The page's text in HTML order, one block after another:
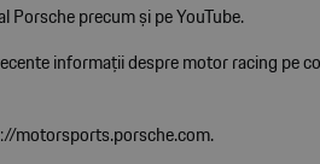
Porscheprecum și peYouTube.
informații despre motor racing pe
motorsports.porsche.com.